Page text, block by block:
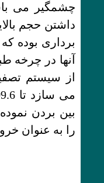
چشمگیر می
داشتن حجم
برداری بوده
آنها در چرخه
بین بردن
را به عنوان